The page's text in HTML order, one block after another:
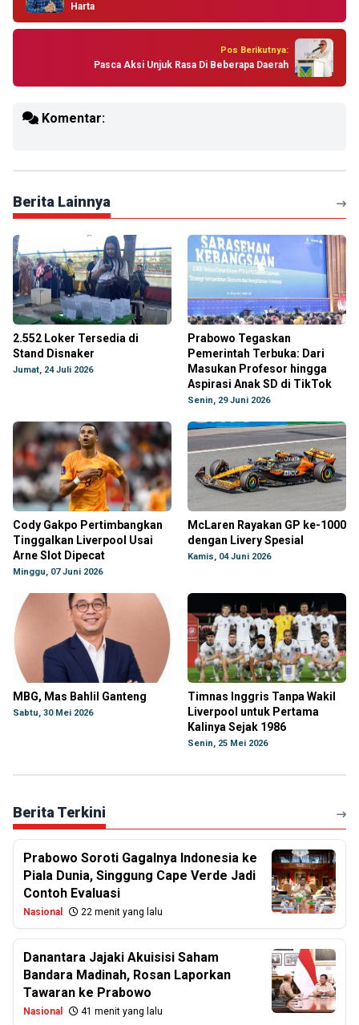
Harta
Pos Berikutnya:
Pasca Aksi Unjuk Rasa Di Beberapa Daerah
Komentar:
Berita Lainnya
2.552 Loker Tersedia di
Stand Disnaker
Jumat, 24 Juli 2026
Prabowo Tegaskan
Pemerintah Terbuka: Dari
Masukan Profesor hingga
Aspirasi Anak SD di TikTok
Senin, 29 Juni 2026
Cody Gakpo Pertimbangkan
Tinggalkan Liverpool Usai
Arne Slot Dipecat
Minggu, 07 Juni 2026
McLaren Rayakan GP ke-1000
dengan Livery Spesial
Kamis, 04 Juni 2026
MBG, Mas Bahlil Ganteng
Sabtu, 30 Mei 2026
Timnas Inggris Tanpa Wakil
Liverpool untuk Pertama
Kalinya Sejak 1986
Senin, 25 Mei 2026
Berita Terkini
Prabowo Soroti Gagalnya Indonesia ke
Piala Dunia, Singgung Cape Verde Jadi
Contoh Evaluasi
Nasional 22 menit yang lalu
Danantara Jajaki Akuisisi Saham
Bandara Madinah, Rosan Laporkan
Tawaran ke Prabowo
Nasional 41 menit yang lalu